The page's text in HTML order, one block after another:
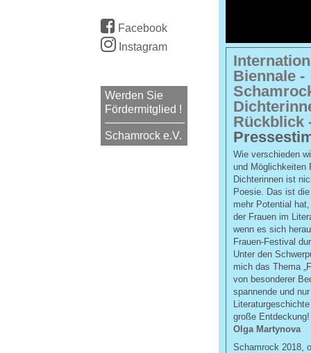
Facebook
Instagram
Werden Sie
Fördermitglied !
Schamrock e.V.
Biennale -
Rückblick
Wie verschieden
und Möglichkeiten
Dichterinnen ist
Poesie. Das ist
mehr Potential
der Frauen im
wenn es sich
Frauen-Festival
Unter den
mich das Thema
von besonderer
spannende und
große Entdeckung!
Olga Martynova
Schamrock 2018,